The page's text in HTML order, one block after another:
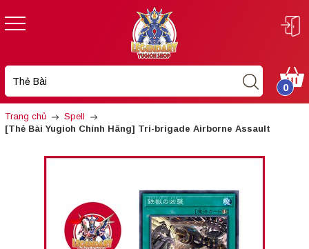
0
Trang chủ
Spell
[Thẻ Bài Yugioh Chính Hãng] Tri-brigade Airborne Assault